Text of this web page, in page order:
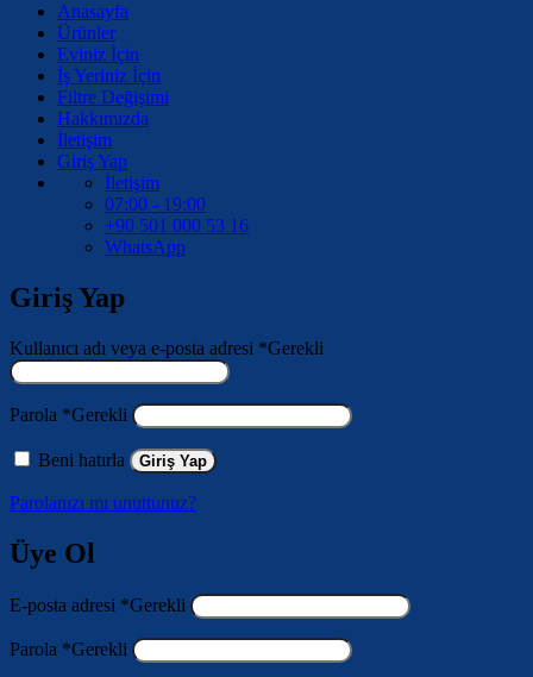
Anasayfa
Ürünler
Eviniz İçin
İş Yeriniz İçin
Filtre Değişimi
Hakkımızda
İletişim
Giriş Yap
İletişim
07:00 - 19:00
+90 501 000 53 16
WhatsApp
Giriş Yap
Kullanıcı adı veya e-posta adresi *Gerekli
Parola *Gerekli
Beni hatırla Giriş Yap
Parolanızı mı unuttunuz?
Üye Ol
E-posta adresi *Gerekli
Parola *Gerekli